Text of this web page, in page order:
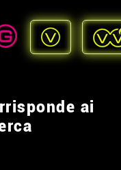
ai